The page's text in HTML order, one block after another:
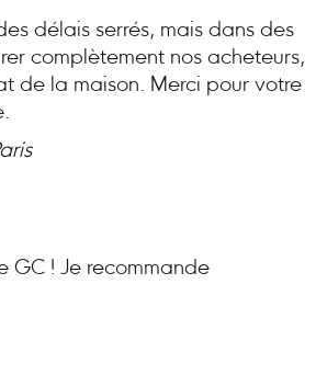
délais serrés, mais dans des
complètement nos acheteurs,
de la maison. Merci pour votre
GC ! Je recommande